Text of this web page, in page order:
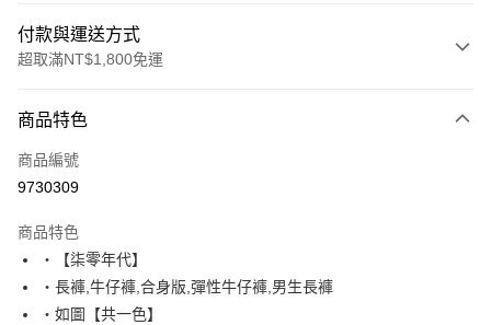
付款與運送方式
超取滿NT$1,800免運
信用卡一次付款
超商取貨付款
Apple Pay
街口支付
商品特色
商品編號
9730309
商品特色
‧【柒零年代】
‧長褲,牛仔褲,合身版,彈性牛仔褲,男生長褲
‧如圖【共一色】